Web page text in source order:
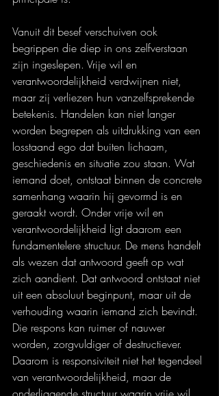
Vanuit dit besef verschuiven ook
begrippen die diep in ons zelfverstaan
zijn ingeslepen. Vrije wil en
verantwoordelijkheid verdwijnen niet,
maar zij verliezen hun vanzelfsprekende
betekenis. Handelen kan niet langer
worden begrepen als uitdrukking van een
losstaand ego dat buiten lichaam,
geschiedenis en situatie zou staan. Wat
iemand doet, ontstaat binnen de concrete
samenhang waarin hij gevormd is en
geraakt wordt. Onder vrije wil en
verantwoordelijkheid ligt daarom een
fundamentelere structuur. De mens handelt
als wezen dat antwoord geeft op wat
zich aandient. Dat antwoord ontstaat niet
uit een absoluut beginpunt, maar uit de
verhouding waarin iemand zich bevindt.
Die respons kan ruimer of nauwer
worden, zorgvuldiger of destructiever.
Daarom is responsiviteit niet het tegendeel
van verantwoordelijkheid, maar de